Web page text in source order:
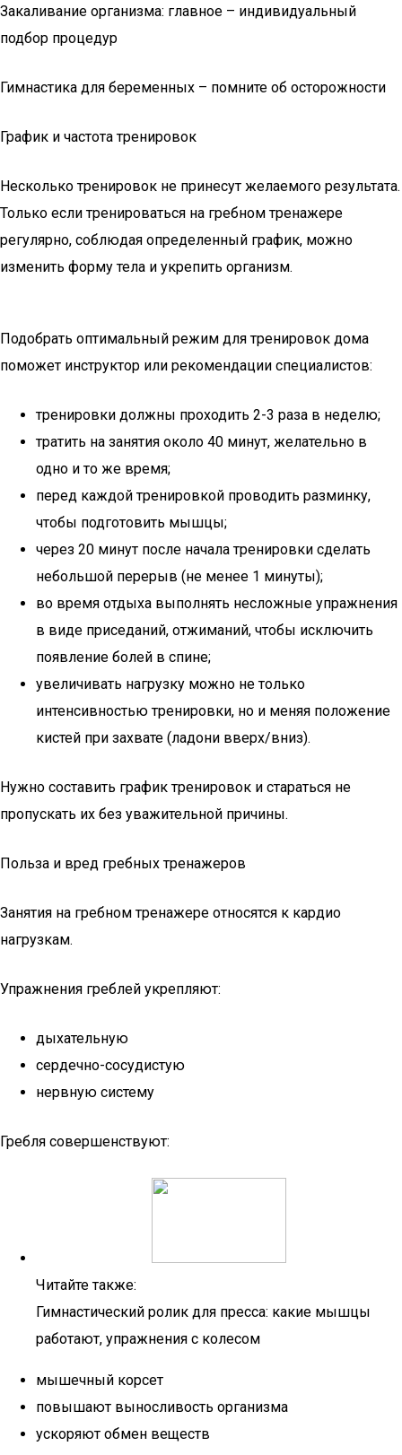
Закаливание организма: главное – индивидуальный
подбор процедур
Гимнастика для беременных – помните об осторожности
График и частота тренировок
Несколько тренировок не принесут желаемого результата.
Только если тренироваться на гребном тренажере
регулярно, соблюдая определенный график, можно
изменить форму тела и укрепить организм.
Подобрать оптимальный режим для тренировок дома
поможет инструктор или рекомендации специалистов:
тренировки должны проходить 2-3 раза в неделю;
тратить на занятия около 40 минут, желательно в
одно и то же время;
перед каждой тренировкой проводить разминку,
чтобы подготовить мышцы;
через 20 минут после начала тренировки сделать
небольшой перерыв (не менее 1 минуты);
во время отдыха выполнять несложные упражнения
в виде приседаний, отжиманий, чтобы исключить
появление болей в спине;
увеличивать нагрузку можно не только
интенсивностью тренировки, но и меняя положение
кистей при захвате (ладони вверх/вниз).
Нужно составить график тренировок и стараться не
пропускать их без уважительной причины.
Польза и вред гребных тренажеров
Занятия на гребном тренажере относятся к кардио
нагрузкам.
Упражнения греблей укрепляют:
дыхательную
сердечно-сосудистую
нервную систему
Гребля совершенствуют:
Читайте также:
Гимнастический ролик для пресса: какие мышцы
работают, упражнения с колесом
мышечный корсет
повышают выносливость организма
ускоряют обмен веществ